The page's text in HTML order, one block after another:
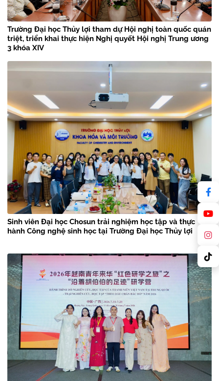
Trường Đại học Thủy lợi tham dự Hội nghị toàn quốc quán
triệt, triển khai thực hiện Nghị quyết Hội nghị Trung ương
3 khóa XIV
Sinh viên Đại học Chosun trải nghiệm học tập và thực
hành Công nghệ sinh học tại Trường Đại học Thủy lợi